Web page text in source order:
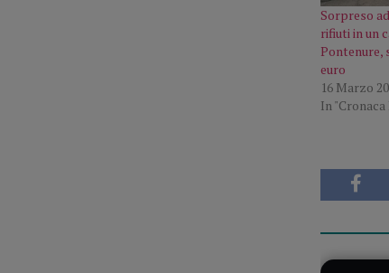
Sorpreso
rifiuti in un
Pontenure,
euro
16 Marzo
In "Cronaca